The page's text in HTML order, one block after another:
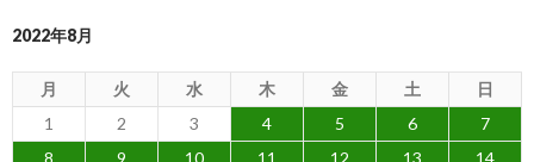
2022年8月
月 火 水 木 金 土
日
1
2 3 4 5 6
7
8
9 10 11 12 13
14